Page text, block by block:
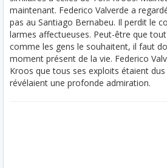
maintenant. Federico Valverde a
pas au Santiago Bernabeu. Il perdit le
larmes affectueuses. Peut-être que tout
comme les gens le souhaitent, il faut
moment présent de la vie. Federico
Kroos que tous ses exploits étaient
révélaient une profonde admiration.